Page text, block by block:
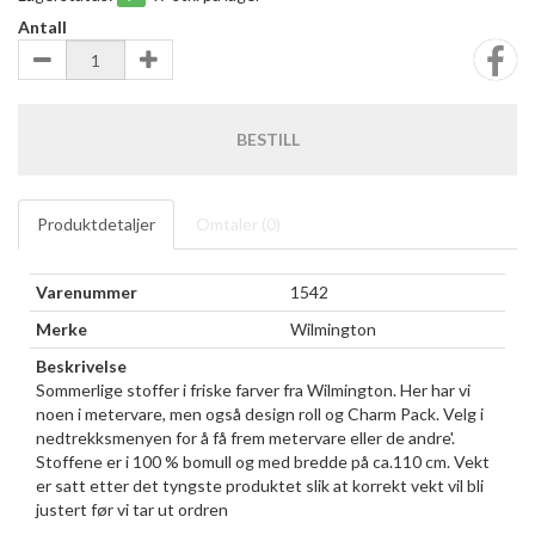
Antall
BESTILL
Produktdetaljer Omtaler (0)
Varenummer
1542
Merke
Wilmington
Beskrivelse
Sommerlige stoffer i friske farver fra Wilmington. Her har vi
noen i metervare, men også design roll og Charm Pack. Velg i
nedtrekksmenyen for å få frem metervare eller de andre'.
Stoffene er i 100 % bomull og med bredde på ca.110 cm. Vekt
er satt etter det tyngste produktet slik at korrekt vekt vil bli
justert før vi tar ut ordren